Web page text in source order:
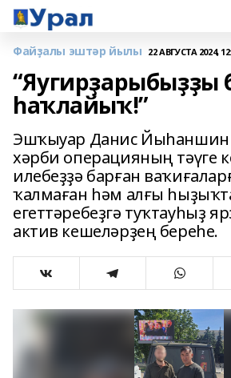
Файҙалы эштәр йылы 22 АВГУСТА 2024,
“Яугирҙарыбыҙҙы
һаҡлайыҡ!”
Эшҡыуар Данис Йыһаншин
хәрби операцияның тәүге
илебеҙҙә барған
ҡалмаған һәм алғы
егеттәребеҙгә туҡтауһыҙ
актив кешеләрҙең береһе.